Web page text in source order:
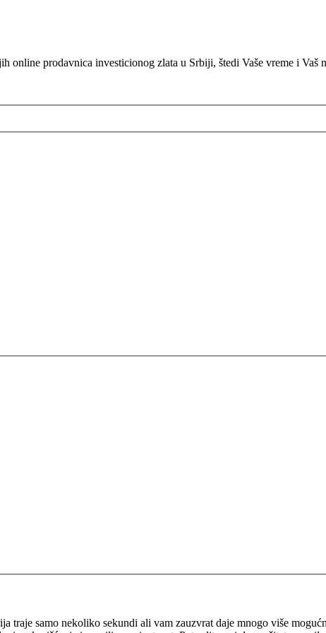
online prodavnica investicionog zlata u Srbiji, štedi Vaše vreme i Vaš
traje samo nekoliko sekundi ali vam zauzvrat daje mnogo više